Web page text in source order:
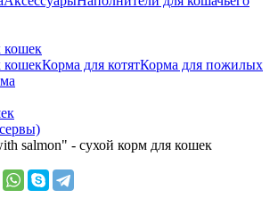
кошек
кошекКорма для котятКорма для пожилых
salmon" - сухой корм для кошек